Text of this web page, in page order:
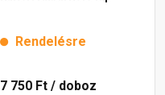
Rendelésre
7 750 Ft / doboz